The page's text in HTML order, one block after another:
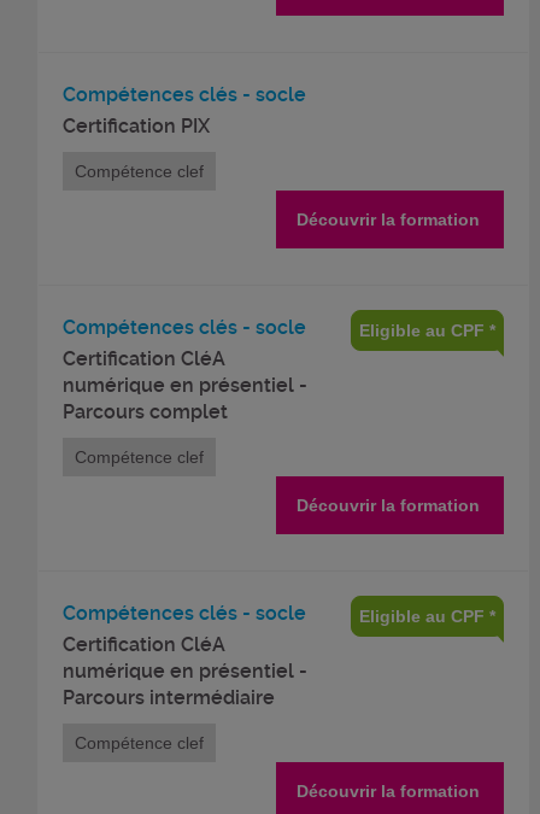
Compétences clés - socle
Certification PIX
Compétence clef
Découvrir la formation
Compétences clés - socle
Certification CléA
numérique en présentiel -
Parcours complet
Eligible au CPF *
Compétence clef
Découvrir la formation
Compétences clés - socle
Certification CléA
numérique en présentiel -
Parcours intermédiaire
Eligible au CPF *
Compétence clef
Découvrir la formation